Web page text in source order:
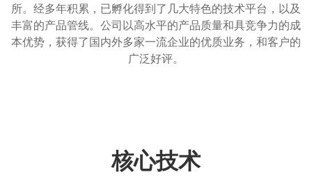
所。经多年积累，已孵化得到了几大特色的技术平台，以及
丰富的产品管线。公司以高水平的产品质量和具竞争力的成
本优势，获得了国内外多家一流企业的优质业务，和客户的
广泛好评。
核心技术